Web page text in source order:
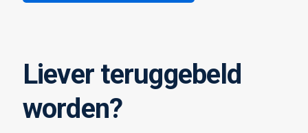
Liever teruggebeld
worden?